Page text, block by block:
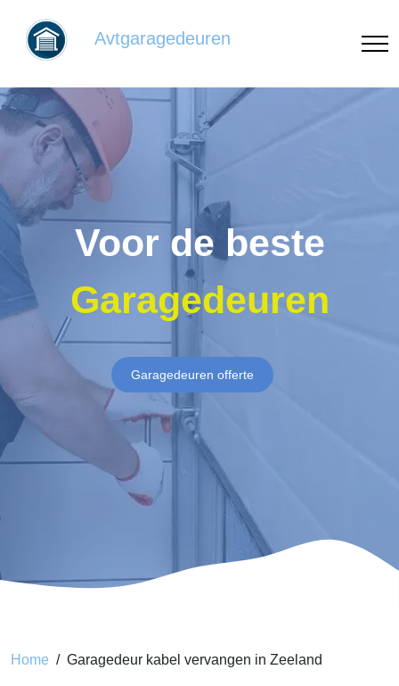
Avtgaragedeuren
Voor de beste
Garagedeuren
Garagedeuren offerte
Home Garagedeur kabel vervangen in Zeeland